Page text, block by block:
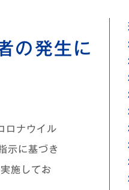
の発生に
ロナウイル
示に基づき
施してお